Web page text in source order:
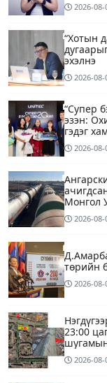
2026-08-
“Хотын
эхэлнэ
2026-08-
“Супер
эзэн:
гэдэг
2026-08-
Монгол
2026-08-
төрийн
2026-08-
23:00
2026-08-